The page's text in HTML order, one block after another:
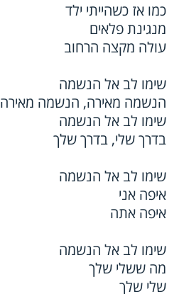
כמו אז כשהייתי ילד
מנגינת פלאים
עולה מקצה הרחוב
שימו לב אל הנשמה
הנשמה מאירה, הנשמה מאירה
שימו לב אל הנשמה
בדרך שלי, בדרך שלך
שימו לב אל הנשמה
איפה אני
איפה אתה
שימו לב אל הנשמה
מה ששלי שלך
שלי שלך